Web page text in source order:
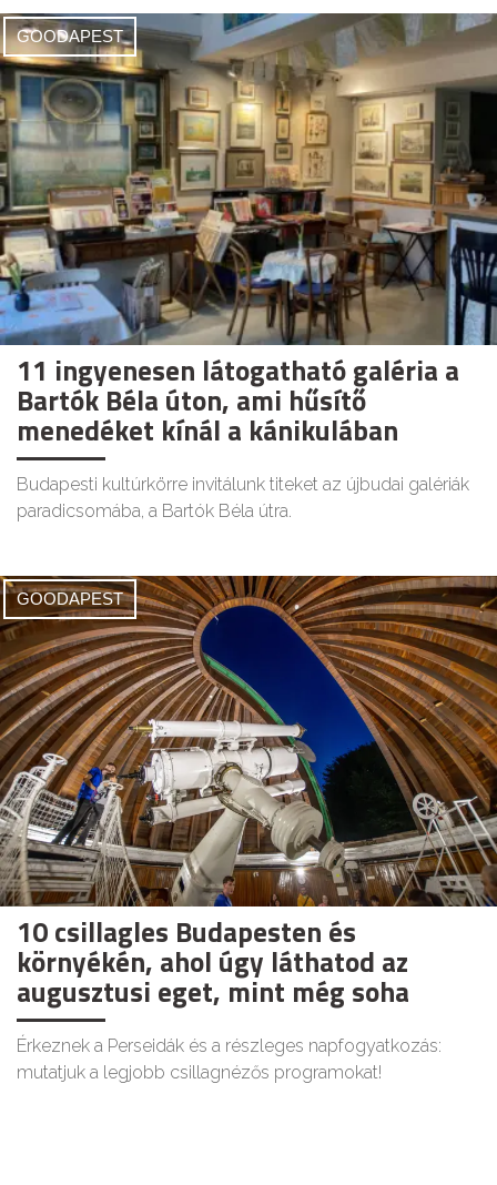
GOODAPEST
11 ingyenesen látogatható galéria a
Bartók Béla úton, ami hűsítő
menedéket kínál a kánikulában
Budapesti kultúrkörre invitálunk titeket az újbudai galériák
paradicsomába, a Bartók Béla útra.
GOODAPEST
10 csillagles Budapesten és
környékén, ahol úgy láthatod az
augusztusi eget, mint még soha
Érkeznek a Perseidák és a részleges napfogyatkozás:
mutatjuk a legjobb csillagnézős programokat!